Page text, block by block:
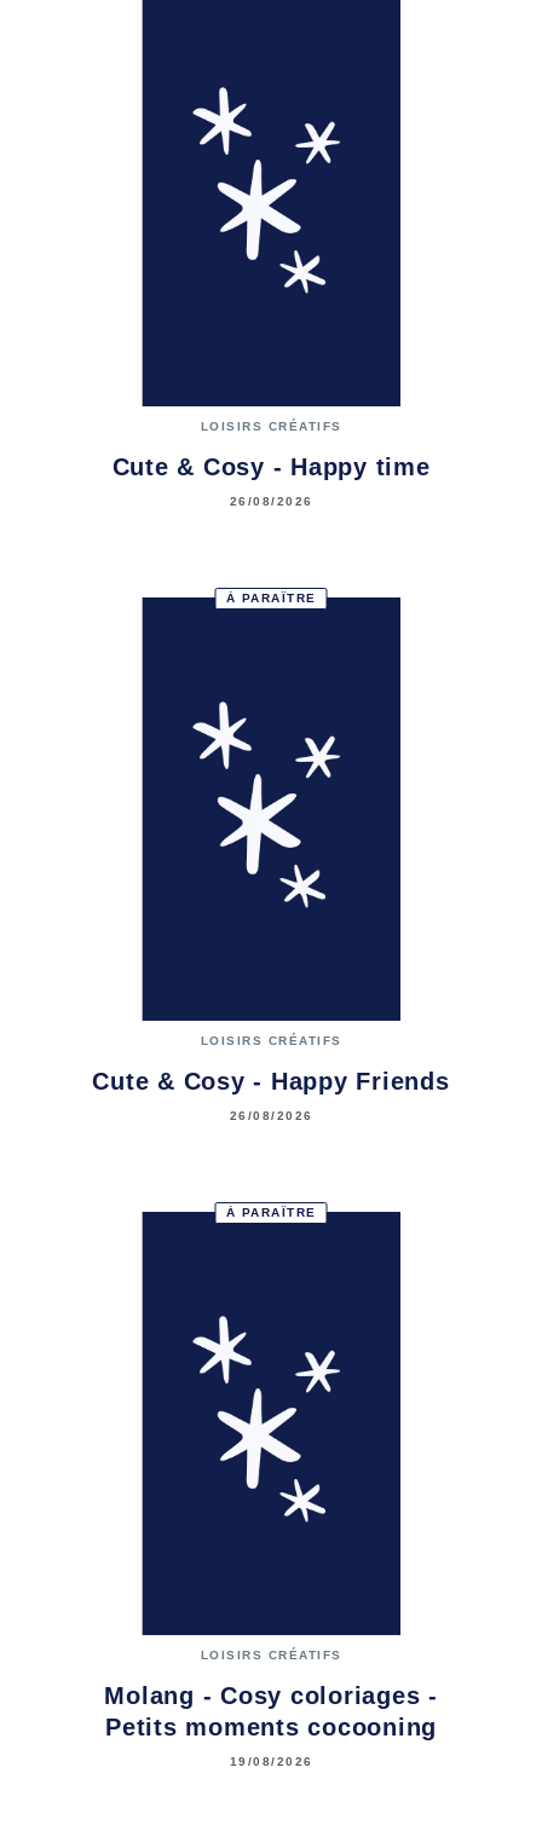
LOISIRS CRÉATIFS
Cute & Cosy - Happy time
26/08/2026
À PARAÎTRE
LOISIRS CRÉATIFS
Cute & Cosy - Happy Friends
26/08/2026
À PARAÎTRE
LOISIRS CRÉATIFS
Molang - Cosy coloriages -
Petits moments cocooning
19/08/2026